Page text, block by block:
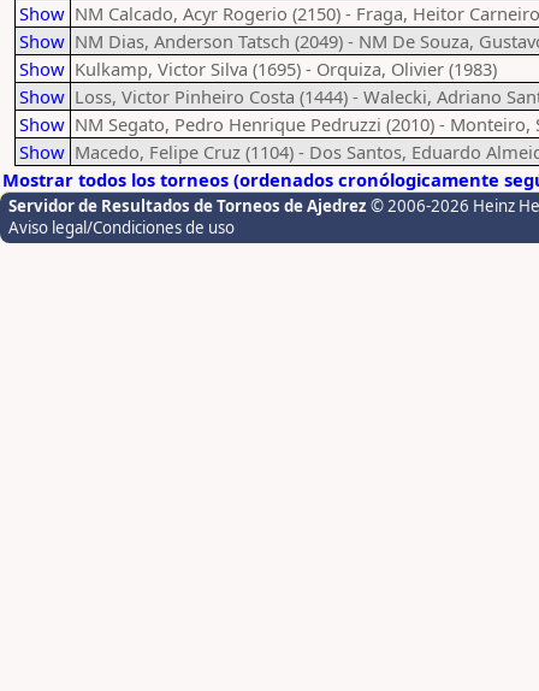
Show NM Calcado, Acyr Rogerio (2150) - Fraga, Heitor
Show NM Dias, Anderson Tatsch (2049) - NM De Souza,
Show Kulkamp, Victor Silva (1695) - Orquiza, Olivier (1983)
Show Loss, Victor Pinheiro Costa (1444) - Walecki, Adriano
Show NM Segato, Pedro Henrique Pedruzzi (2010) - Monteiro,
Show Macedo, Felipe Cruz (1104) - Dos Santos, Eduardo
Mostrar todos los torneos (ordenados cronólogicamente
Servidor de Resultados de Torneos de Ajedrez © 2006-2026 Heinz
Aviso legal/Condiciones de uso